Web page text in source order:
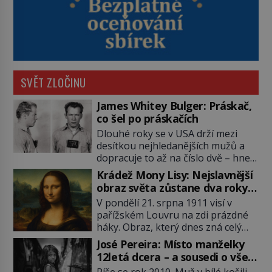
SVĚT ZLOČINU
James Whitey Bulger: Práskač,
co šel po práskačích
Dlouhé roky se v USA drží mezi
desítkou nejhledanějších mužů a
dopracuje to až na číslo dvě – hned
po Usámovi bin Ládinovi (1957–
2011). To je James „Whitey“ Bulger
(1929–2018) viněný ze spoluúčasti
na 19 vraždách, vydírání a lichvy. A
samozřejmě, krom toho je ještě
drogový dealer, který neváhá
odstranit z cesty všechny práskače,
zatímco […]
Krádež Mony Lisy: Nejslavnější
obraz světa zůstane dva roky
nezvěstný
V pondělí 21. srpna 1911 visí v
pařížském Louvru na zdi prázdné
háky. Obraz, který dnes zná celý
svět, je pryč. Zpočátku si nikdo
nemyslí, že jde o krádež.
Zaměstnanci jsou přesvědčeni, že
José Pereira: Místo manželky
12letá dcera – a sousedi o všem